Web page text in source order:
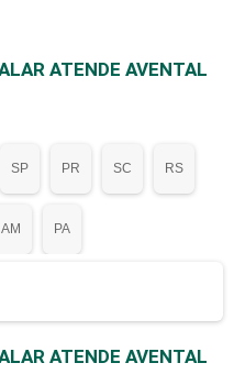
ATENDE AVENTAL
SP PR SC RS
AM PA
ATENDE AVENTAL